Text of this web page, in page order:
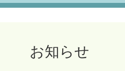
お知らせ